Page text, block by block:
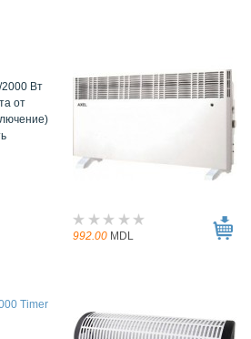
2000 Вт
от
992.00 MDL
Timer